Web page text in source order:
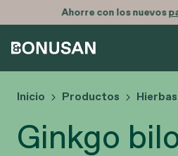
Ahorre con los nuevos
Inicio Productos Hierbas
Ginkgo